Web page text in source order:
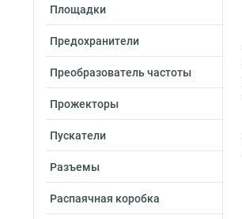
Площадки
Предохранители
Преобразователь частоты
Прожекторы
Пускатели
Разъемы
Распаячная коробка